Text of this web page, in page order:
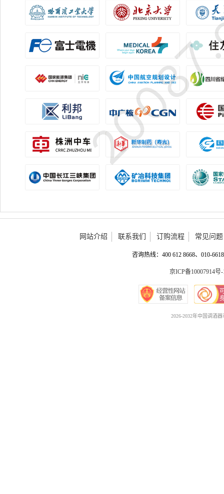
网站介绍 联系我们 订购流程 常见问题
咨询热线：400 612 8668、010-
京ICP备10007914号-
2026-2032年中国调酒